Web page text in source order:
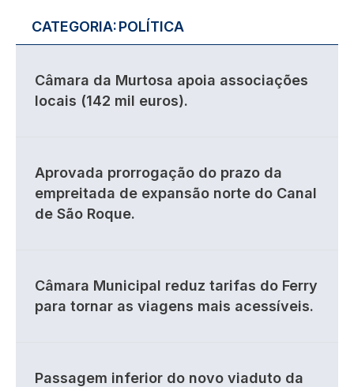
CATEGORIA:POLÍTICA
Câmara da Murtosa apoia associações
locais (142 mil euros).
Aprovada prorrogação do prazo da
empreitada de expansão norte do Canal
de São Roque.
Câmara Municipal reduz tarifas do Ferry
para tornar as viagens mais acessíveis.
Passagem inferior do novo viaduto da